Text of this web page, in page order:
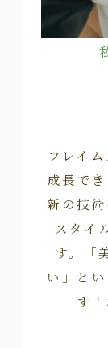
フレイ
成長で
新の技
スタイ
す。「
い」と
す